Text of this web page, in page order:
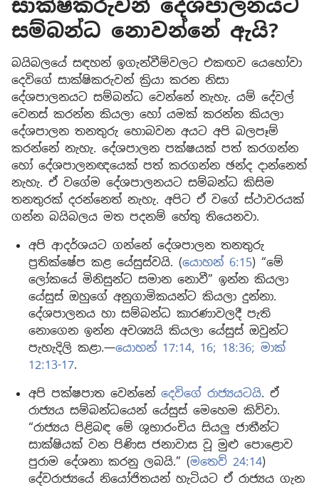
සාක්ෂිකරුවන් දේශපාලනයට
සම්බන්ධ නොවන්නේ ඇයි?
බයිබලයේ සඳහන් ඉගැන්වීම්වලට එකඟව යෙහෝවා
දෙවිගේ සාක්ෂිකරුවන් ක්‍රියා කරන නිසා
දේශපාලනයට සම්බන්ධ වෙන්නේ නැහැ. යම් දේවල්
වෙනස් කරන්න කියලා හෝ යමක් කරන්න කියලා
දේශපාලන තනතුරු හොබවන අයට අපි බලපෑම්
කරන්නේ නැහැ. දේශපාලන පක්ෂයක් පත් කරගන්න
හෝ දේශපාලනඥයෙක් පත් කරගන්න ඡන්ද දාන්නෙත්
නැහැ. ඒ වගේම දේශපාලනයට සම්බන්ධ කිසිම
තනතුරක් දරන්නෙත් නැහැ. අපිට ඒ වගේ ස්ථාවරයක්
ගන්න බයිබලය මත පදනම් හේතු තියෙනවා.
අපි ආදර්ශයට ගන්නේ දේශපාලන තනතුරු
ප්‍රතික්ෂේප කළ යේසුස්වයි. (යොහන් 6:15) “මේ
ලෝකයේ මිනිසුන්ට සමාන නොවී” ඉන්න කියලා
යේසුස් ඔහුගේ අනුගාමිකයන්ට කියලා දුන්නා.
දේශපාලනය හා සම්බන්ධ කාරණාවලදී පැති
නොගෙන ඉන්න අවශ්‍යයි කියලා යේසුස් ඔවුන්ට
පැහැදිලි කළා.—යොහන් 17:14, 16; 18:36; මාක්
12:13-17.
අපි පක්ෂපාත වෙන්නේ දෙවිගේ රාජ්‍යයටයි. ඒ
රාජ්‍යය සම්බන්ධයෙන් යේසුස් මෙහෙම කිව්වා.
“රාජ්‍යය පිළිබඳ මේ ශුභාරංචිය සියලු ජාතීන්ට
සාක්ෂියක් වන පිණිස ජනාවාස වූ මුළු පොළොව
පුරාම දේශනා කරනු ලබයි.” (මතෙව් 24:14)
දේවරාජ්‍යයේ නියෝජිතයන් හැටියට ඒ රාජ්‍යය ගැන